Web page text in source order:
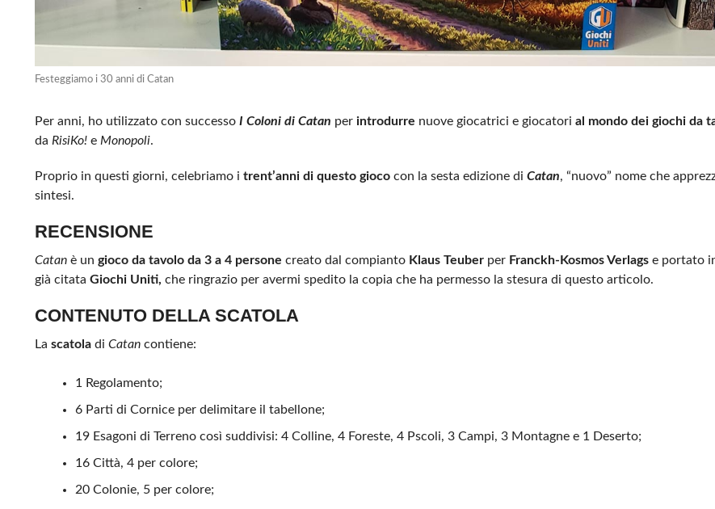
Festeggiamo i 30 anni di Catan
Per anni, ho utilizzato con successo I Coloni di Catan per introdurre nuove giocatrici e giocatori al mondo dei giochi da
da RisiKo!e Monopoli.
Proprio in questi giorni, celebriamo i trent’anni di questo giococon la sesta edizione di Catan, “nuovo” nome che
sintesi.
RECENSIONE
Catanè un gioco da tavolo da 3 a 4 persone creato dal compianto Klaus Teuberper Franckh-Kosmos Verlagse portato
già citata Giochi Uniti, che ringrazio per avermi spedito la copia che ha permesso la stesura di questo articolo.
CONTENUTO DELLA SCATOLA
La scatoladi Catancontiene:
1 Regolamento;
6 Parti di Cornice per delimitare il tabellone;
19 Esagoni di Terreno così suddivisi: 4 Colline, 4 Foreste, 4 Pscoli, 3 Campi, 3 Montagne e 1 Deserto;
16 Città, 4 per colore;
20 Colonie, 5 per colore;